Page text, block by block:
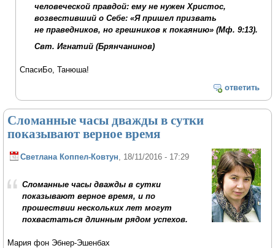
человеческой правдой: ему не нужен Христос,
возвестивший о Себе: «Я пришел призвать
не праведников, но грешников к покаянию» (Мф. 9:13).
Свт. Игнатий (Брянчанинов)
СпасиБо, Танюша!
ответить
Сломанные часы дважды в сутки
показывают верное время
Светлана Коппел-Ковтун, 18/11/2016 - 17:29
Сломанные часы дважды в сутки
показывают верное время, и по
прошествии нескольких лет могут
похвастаться длинным рядом успехов.
Мария фон Эбнер-Эшенбах